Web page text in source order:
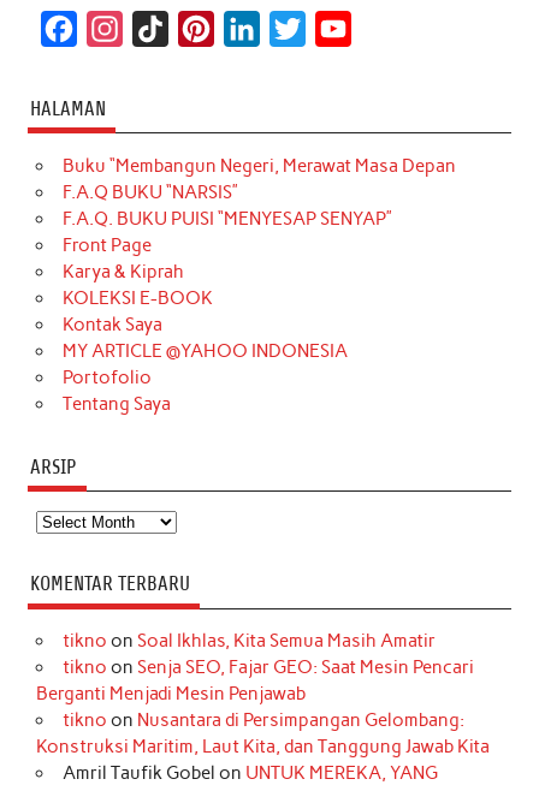
c
e
b
o
o
k
t
a
g
r
a
m
T
o
k
t
e
r
k
e
d
t
t
e
T
u
b
HALAMAN
Buku “Membangun Negeri, Merawat Masa Depan
F.A.Q BUKU “NARSIS”
F.A.Q. BUKU PUISI “MENYESAP SENYAP”
Front Page
Karya & Kiprah
KOLEKSI E-BOOK
Kontak Saya
MY ARTICLE @YAHOO INDONESIA
Portofolio
Tentang Saya
ARSIP
Arsip
KOMENTAR TERBARU
tikno on Soal Ikhlas, Kita Semua Masih Amatir
tikno on Senja SEO, Fajar GEO: Saat Mesin Pencari
Berganti Menjadi Mesin Penjawab
tikno on Nusantara di Persimpangan Gelombang:
Konstruksi Maritim, Laut Kita, dan Tanggung Jawab Kita
Amril Taufik Gobel on UNTUK MEREKA, YANG